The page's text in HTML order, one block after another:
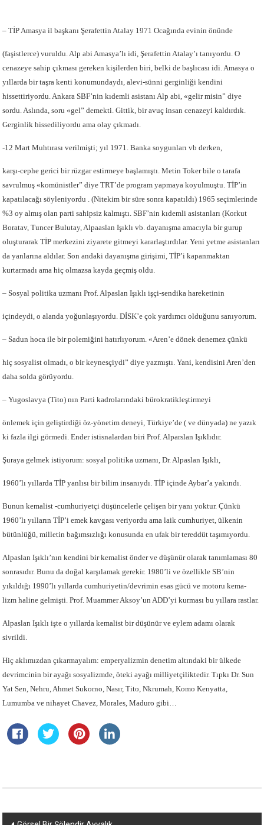
– TİP Amasya il başkanı Şerafettin Atalay 1971 Ocağında evinin önünde
(faşistlerce) vuruldu. Alp abi Amasya’lı idi, Şerafettin Atalay’ı tanıyordu. O
cenazeye sahip çıkması gereken kişilerden biri, belki de başlıcası idi. Amasya o
yıllarda bir taşra kenti konumundaydı, alevi-sünni gerginliği kendini
hissettiriyordu. Ankara SBF’nin kıdemli asistanı Alp abi, «gelir misin” diye
sordu. Aslında, soru «gel” demekti. Gittik, bir avuç insan cenazeyi kaldırdık.
Gerginlik hissediliyordu ama olay çıkmadı.
-12 Mart Muhtırası verilmişti; yıl 1971. Banka soygunları vb derken,
karşı-cephe gerici bir rüzgar estirmeye başlamıştı. Metin Toker bile o tarafa
savrulmuş «komünistler” diye TRT’de program yapmaya koyulmuştu. TİP’in
kapatılacağı söyleniyordu . (Nitekim bir süre sonra kapatıldı) 1965 seçimlerinde
%3 oy almış olan parti sahipsiz kalmıştı. SBF’nin kıdemli asistanları (Korkut
Boratav, Tuncer Bulutay, Alpaaslan Işıklı vb. dayanışma amacıyla bir gurup
oluşturarak TİP merkezini ziyarete gitmeyi kararlaştırdılar. Yeni yetme asistanları
da yanlarına aldılar. Son andaki dayanışma girişimi, TİP’i kapanmaktan
kurtarmadı ama hiç olmazsa kayda geçmiş oldu.
– Sosyal politika uzmanı Prof. Alpaslan Işıklı işçi-sendika hareketinin
içindeydi, o alanda yoğunlaşıyordu. DİSK’e çok yardımcı olduğunu sanıyorum.
– Sadun hoca ile bir polemiğini hatırlıyorum. «Aren’e dönek denemez çünkü
hiç sosyalist olmadı, o bir keynesçiydi” diye yazmıştı. Yani, kendisini Aren’den
daha solda görüyordu.
– Yugoslavya (Tito) nın Parti kadrolarındaki bürokratikleştirmeyi
önlemek için geliştirdiği öz-yönetim deneyi, Türkiye’de ( ve dünyada) ne yazık
ki fazla ilgi görmedi. Ender istisnalardan biri Prof. Alparslan Işıklıdır.
Şuraya gelmek istiyorum: sosyal politika uzmanı, Dr. Alpaslan Işıklı,
1960’lı yıllarda TİP yanlısı bir bilim insanıydı. TİP içinde Aybar’a yakındı.
Bunun kemalist -cumhuriyetçi düşüncelerle çelişen bir yanı yoktur. Çünkü
1960’lı yılların TİP’i emek kavgası veriyordu ama laik cumhuriyet, ülkenin
bütünlüğü, milletin bağımsızlığı konusunda en ufak bir tereddüt taşımıyordu.
Alpaslan Işıklı’nın kendini bir kemalist önder ve düşünür olarak tanımlaması 80
sonrasıdır. Bunu da doğal karşılamak gerekir. 1980’li ve özellikle SB’nin
yıkıldığı 1990’lı yıllarda cumhuriyetin/devrimin esas gücü ve motoru kema-
lizm haline gelmişti. Prof. Muammer Aksoy’un ADD’yi kurması bu yıllara rastlar.
Alpaslan Işıklı işte o yıllarda kemalist bir düşünür ve eylem adamı olarak
sivrildi.
Hiç aklımızdan çıkarmayalım: emperyalizmin denetim altındaki bir ülkede
devrimcinin bir ayağı sosyalizmde, öteki ayağı milliyetçiliktedir. Tıpkı Dr. Sun
Yat Sen, Nehru, Ahmet Sukorno, Nasır, Tito, Nkrumah, Komo Kenyatta,
Lumumba ve nihayet Chavez, Morales, Maduro gibi…